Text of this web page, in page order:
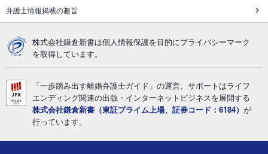
弁護士情報掲載の趣旨
株式会社鎌倉新書は個人情報保護を目的にプライバシーマーク
を取得しています。
「一歩踏み出す離婚弁護士ガイド」の運営、サポートはライフ
エンディング関連の出版・インターネットビジネスを展開する
株式会社鎌倉新書（東証プライム上場、証券コード：6184） が
行っています。